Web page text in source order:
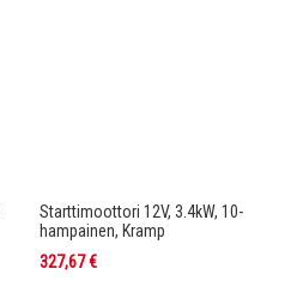
Starttimoottori 12V, 3.4kW, 10-
hampainen, Kramp
327,67 €